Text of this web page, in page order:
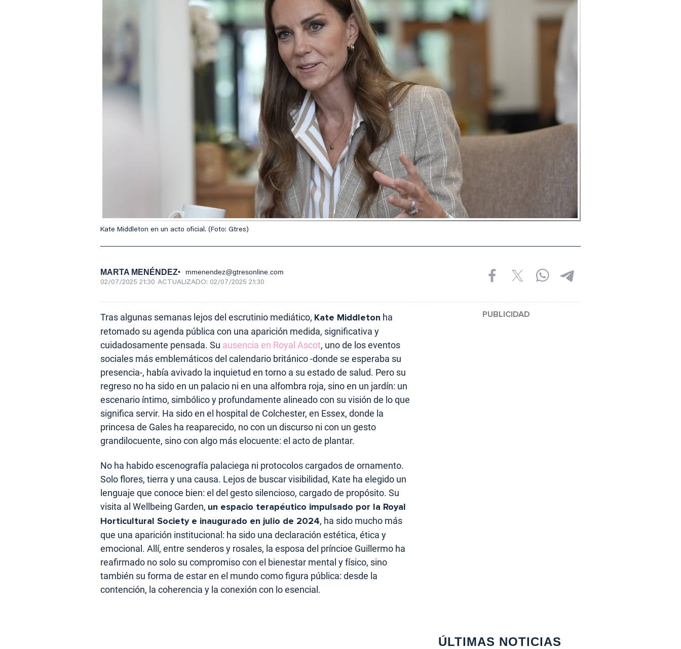
Kate Middleton en un acto oficial. (Foto: Gtres)
MARTA MENÉNDEZ mmenendez@gtresonline.com
02/07/2025 21:30 ACTUALIZADO: 02/07/2025 21:30
Tras algunas semanas lejos del escrutinio mediático, Kate Middleton ha
retomado su agenda pública con una aparición medida, significativa y
cuidadosamente pensada. Su ausencia en Royal Ascot, uno de los eventos
sociales más emblemáticos del calendario británico -donde se esperaba su
presencia-, había avivado la inquietud en torno a su estado de salud. Pero su
regreso no ha sido en un palacio ni en una alfombra roja, sino en un jardín: un
escenario íntimo, simbólico y profundamente alineado con su visión de lo que
significa servir. Ha sido en el hospital de Colchester, en Essex, donde la
princesa de Gales ha reaparecido, no con un discurso ni con un gesto
grandilocuente, sino con algo más elocuente: el acto de plantar.
No ha habido escenografía palaciega ni protocolos cargados de ornamento.
Solo flores, tierra y una causa. Lejos de buscar visibilidad, Kate ha elegido un
lenguaje que conoce bien: el del gesto silencioso, cargado de propósito. Su
visita al Wellbeing Garden, un espacio terapéutico impulsado por la Royal
Horticultural Society e inaugurado en julio de 2024, ha sido mucho más
que una aparición institucional: ha sido una declaración estética, ética y
emocional. Allí, entre senderos y rosales, la esposa del príncioe Guillermo ha
reafirmado no solo su compromiso con el bienestar mental y físico, sino
también su forma de estar en el mundo como figura pública: desde la
contención, la coherencia y la conexión con lo esencial.
ÚLTIMAS NOTICIAS